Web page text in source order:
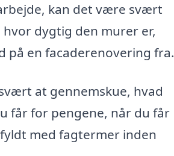
kan det være svært
dygtig den murer er,
på en facaderenovering fra.
at gennemskue, hvad
får for pengene, når du får
med fagtermer inden